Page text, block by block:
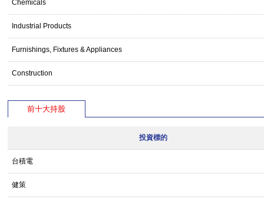
Chemicals
Industrial Products
Furnishings, Fixtures & Appliances
Construction
前十大持股
投資標的
台積電
健策